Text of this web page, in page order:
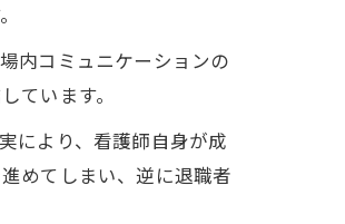
内コミュニケーションの
ています。
により、看護師自身が成
めてしまい、逆に退職者